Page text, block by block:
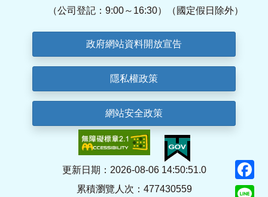
（公司登記：9:00～16:30）（國定假日除外）
政府網站資料開放宣告
隱私權政策
網站安全政策
更新日期：2026-08-06 14:50:51.0
累積瀏覽人次：477430559